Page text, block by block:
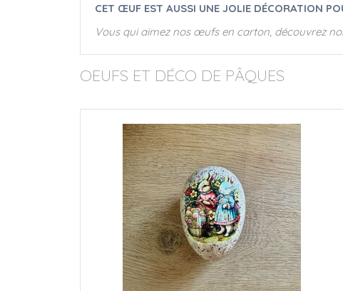
CET ŒUF EST AUSSI UNE JOLIE DÉCORATION
Vous qui aimez nos œufs en carton, découvrez
OEUFS ET DÉCO DE PÂQUES